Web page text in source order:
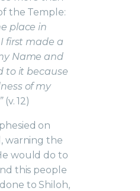
the Temple:
place in
first made a
Name and
to it because
of my
(v. 12)
on
warning the
would do to
this people
to Shiloh,